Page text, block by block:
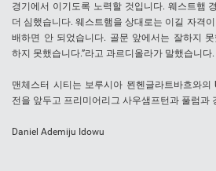
경기에서 이기도록 노력할 것입니다. 웨스트햄
더 심했습니다. 웨스트햄을 상대로는 이길 자격
배하면 안 되었습니다. 골문 앞에서는 잘하지
하지 못했습니다.”라고 과르디올라가 말했습니다.
맨체스터 시티는 보루시아 묀헨글라트바흐와
전을 앞두고 프리미어리그 사우샘프턴과 풀럼과
Daniel Ademiju Idowu